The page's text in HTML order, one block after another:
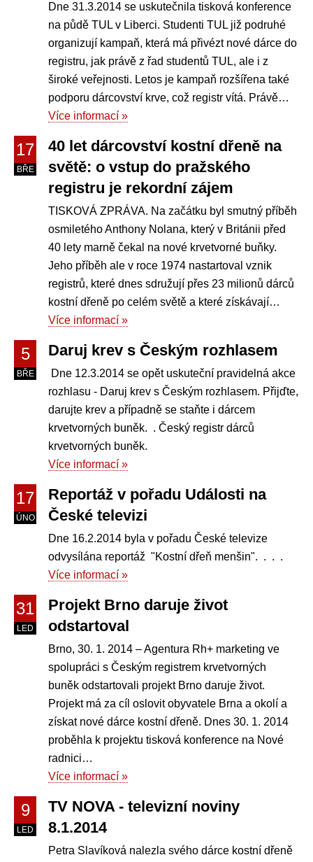
Dne 31.3.2014 se uskutečnila tisková konference
na půdě TUL v Liberci. Studenti TUL již podruhé
organizují kampaň, která má přivézt nové dárce do
registru, jak právě z řad studentů TUL, ale i z
široké veřejnosti. Letos je kampaň rozšířena také
podporu dárcovství krve, což registr vítá. Právě…
Více informací »
17
BŘE
40 let dárcovství kostní dřeně na
světě: o vstup do pražského
registru je rekordní zájem
TISKOVÁ ZPRÁVA. Na začátku byl smutný příběh
osmiletého Anthony Nolana, který v Británii před
40 lety marně čekal na nové krvetvorné buňky.
Jeho příběh ale v roce 1974 nastartoval vznik
registrů, které dnes sdružují přes 23 milionů dárců
kostní dřeně po celém světě a které získávají…
Více informací »
5
BŘE
Daruj krev s Českým rozhlasem
Dne 12.3.2014 se opět uskuteční pravidelná akce
rozhlasu - Daruj krev s Českým rozhlasem. Přijďte,
darujte krev a případně se staňte i dárcem
krvetvorných buněk. . Český registr dárců
krvetvorných buněk.
Více informací »
17
ÚNO
Reportáž v pořadu Události na
České televizi
Dne 16.2.2014 byla v pořadu České televize
odvysílána reportáž "Kostní dřeň menšin". . . .
Více informací »
31
LED
Projekt Brno daruje život
odstartoval
Brno, 30. 1. 2014 – Agentura Rh+ marketing ve
spolupráci s Českým registrem krvetvorných
buněk odstartovali projekt Brno daruje život.
Projekt má za cíl oslovit obyvatele Brna a okolí a
získat nové dárce kostní dřeně. Dnes 30. 1. 2014
proběhla k projektu tisková konference na Nové
radnici…
Více informací »
9
LED
TV NOVA - televizní noviny
8.1.2014
Petra Slavíková nalezla svého dárce kostní dřeně